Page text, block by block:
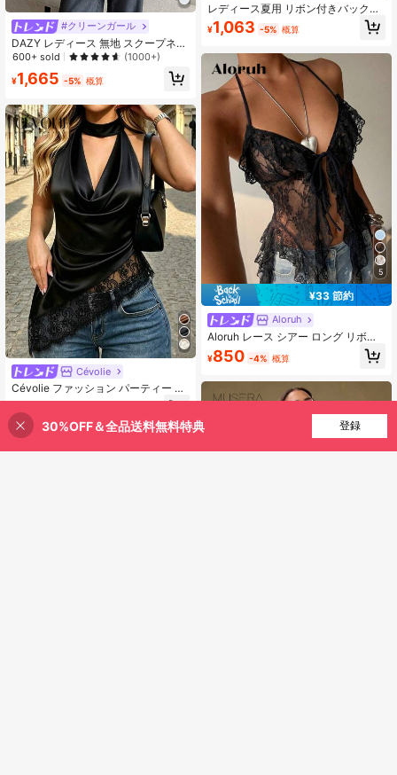
#クリーンガール
DAZY レディース 無地 スクープネッ
ク スプリットヘム カジュアルビジネ
600+ sold (1000+)
¥1,665 -5% 概算
Cévolie
Cévolie ファッション パーティー ス
リムフィット セクシー ドレープネッ
ク カウルネック ギャザー レースト
リム パッチワーク バックレス ノー
スリーブ タンクトップ
999
レディース夏用 リボン付きバックレ
スキャミソールクロップトップ、エ
レガントでセクシー、パーティーカ
¥1,063 -5% 概算
5
¥33 節約
Aloruh
Aloruh レース シアー ロング リボン
デザイン アシンメトリーヘム レディ
ース タンクトップ
¥850 -4% 概算
29% 割引！ 買い物かごに追加
30%OFF＆全品送料無料特典 登録